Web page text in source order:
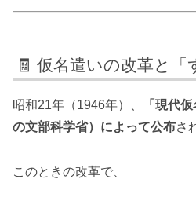
🧾 仮名遣いの改革と「
昭和21年（1946年）、
「現代
の文部科学省）によって公布さ
このときの改革で、